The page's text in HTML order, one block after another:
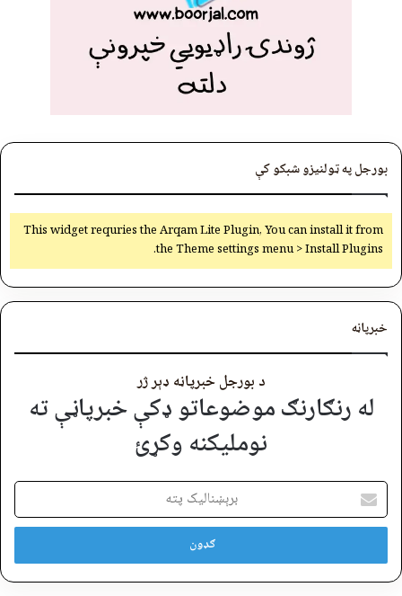
بورجل په ټولنیزو شبکو کې
This widget requries the Arqam Lite Plugin, You can install it from
the Theme settings menu > Install Plugins.
خبرپاڼه
د بورجل خبرپاڼه ډېر ژر
له رنګارنګ موضوعاتو ډکې خبرپاڼې ته
نوملیکنه وکړئ
برېښنالیک
پته